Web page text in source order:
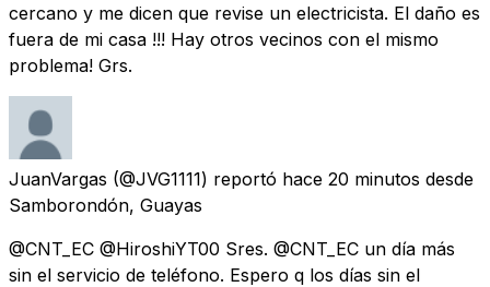
cercano y me dicen que revise un electricista. El daño es
fuera de mi casa !!! Hay otros vecinos con el mismo
problema! Grs.
JuanVargas (@JVG1111) reportó hace 20 minutos desde
Samborondón, Guayas
@CNT_EC @HiroshiYT00 Sres. @CNT_EC un día más
sin el servicio de teléfono. Espero q los días sin el